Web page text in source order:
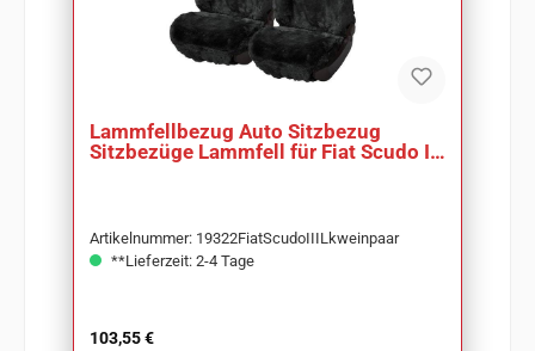
Lammfellbezug Auto Sitzbezug
Sitzbezüge Lammfell für Fiat Scudo III
Artikelnummer: 19322FiatScudoIIILkweinpaar
**Lieferzeit: 2-4 Tage
Regulärer Preis:
103,55 €